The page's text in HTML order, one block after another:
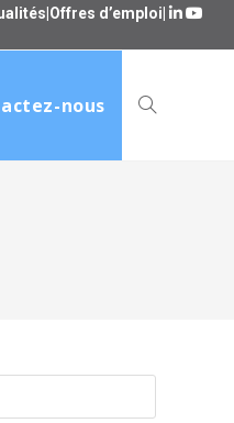
Offres d’emploi
nous